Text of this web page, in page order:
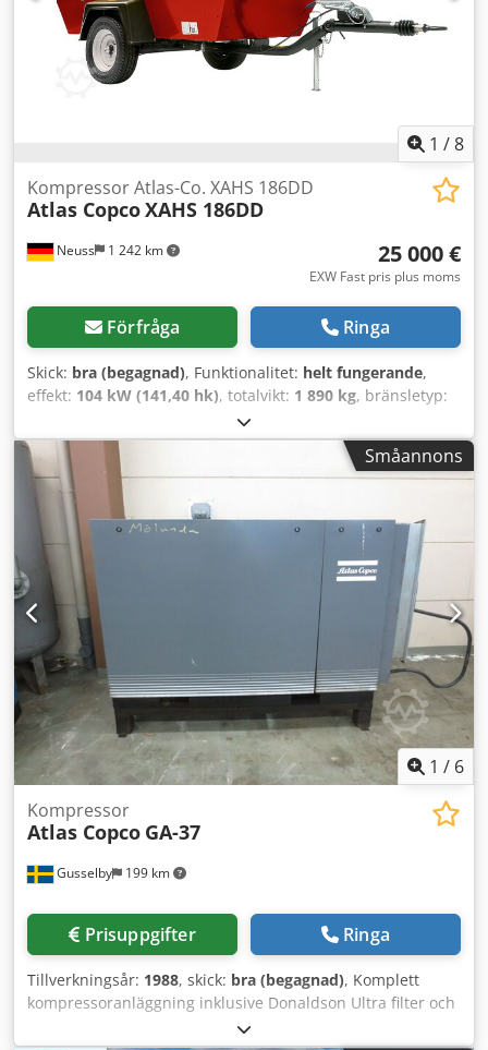
1 /8
Neuss 1 242 km
Kompressor Atlas-Co. XAHS 186DD
Atlas CopcoXAHS 186DD
25 000 €
EXW Fast pris plus moms
Förfråga Ringa
Skick: bra (begagnad), Funktionalitet: helt fungerande,
effekt: 104 kW (141,40 hk), totalvikt: 1 890 kg, bränsletyp:
, Tillverkningsår:
arbetstryck:12 stång, maskin-/fordonsnummer:
APP402997
, - Backventil installerat - Kaross med
pulverlackering - Höjdjusterbar draganordning med
lastbils-DIN-dragögla eller tungt släpvagnskoppling för
personbil - Påskjuts- och parkeringsbroms med
backautomatik Credpfxeu A Tq Ho Adpof Ytterligare
information finns på det bifogade databladet.
Småannons
1 / 6
Gusselby 199 km
Kompressor
Atlas Copco GA-37
Prisuppgifter Ringa
Tillverkningsår: 1988, skick: bra (begagnad), Komplett
kompressoranläggning inklusive Donaldson Ultra filter och
en tank Codpohpx U Ajfx Adporf